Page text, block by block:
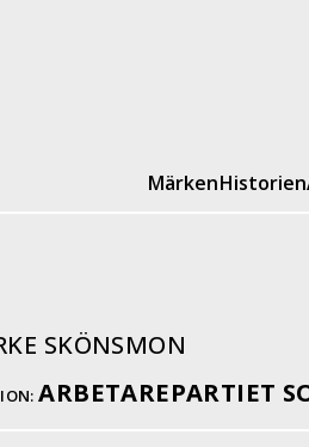
MärkenHistorien
SKÖNSMON
ARBETAREPARTIET